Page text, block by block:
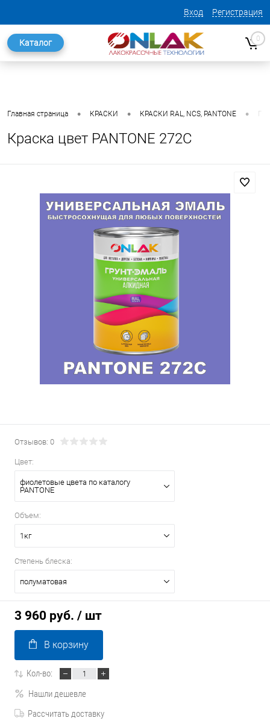
Вход Регистрация
Каталог 0
Главная страница • КРАСКИ • КРАСКИ RAL, NCS, PANTONE •
Краска цвет PANTONE 272C
Отзывов: 0
Цвет:
фиолетовые цвета по каталогу
PANTONE
Объем:
1кг
Степень блеска:
полуматовая
3 960 руб. / шт
В корзину
Кол-во:
Нашли дешевле
Рассчитать доставку